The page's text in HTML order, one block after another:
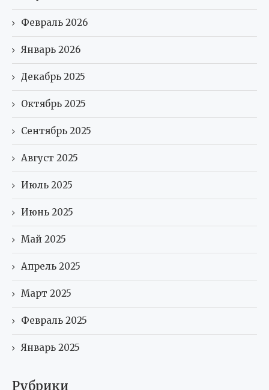
Февраль 2026
Январь 2026
Декабрь 2025
Октябрь 2025
Сентябрь 2025
Август 2025
Июль 2025
Июнь 2025
Май 2025
Апрель 2025
Март 2025
Февраль 2025
Январь 2025
Рубрики